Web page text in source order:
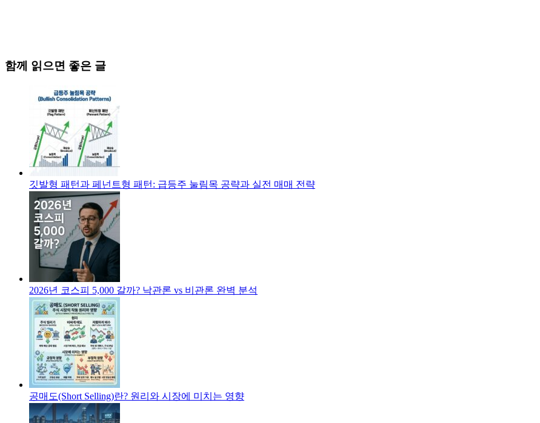
함께 읽으면 좋은 글
깃발형 패턴과 페넌트형 패턴: 급등주 눌림목 공략과 실전 매매 전략
2026년 코스피 5,000 갈까? 낙관론 vs 비관론 완벽 분석
공매도(Short Selling)란? 원리와 시장에 미치는 영향